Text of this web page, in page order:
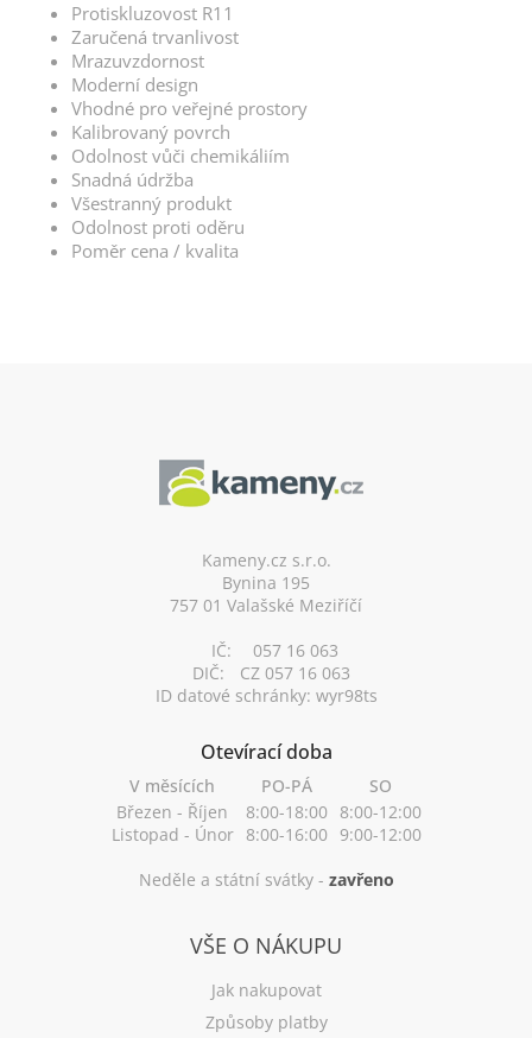
Protiskluzovost R11
Zaručená trvanlivost
Mrazuvzdornost
Moderní design
Vhodné pro veřejné prostory
Kalibrovaný povrch
Odolnost vůči chemikáliím
Snadná údržba
Všestranný produkt
Odolnost proti oděru
Poměr cena / kvalita
Kameny.cz s.r.o.
Bynina 195
757 01 Valašské Meziříčí
IČ:
057 16 063
DIČ:
CZ 057 16 063
ID datové schránky: wyr98ts
Otevírací doba
V měsících PO-PÁ
SO
Březen - Říjen
8:00-18:00 8:00-12:00
Listopad - Únor 8:00-16:00 9:00-12:00
Neděle a státní svátky - zavřeno
VŠE O NÁKUPU
Jak nakupovat
Způsoby platby